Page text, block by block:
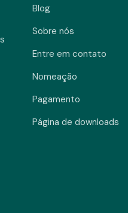
Blog
Sobre nós
Entre em contato
Nomeação
Pagamento
Página de downloads